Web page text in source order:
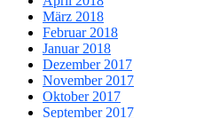
März 2018
Februar 2018
Januar 2018
Dezember 2017
November 2017
Oktober 2017
September 2017